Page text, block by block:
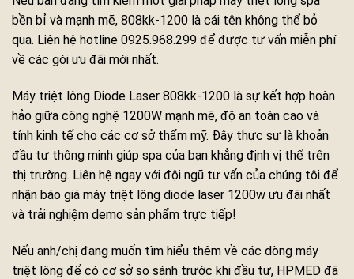
bền bỉ và mạnh mẽ, 808kk-1200 là cái tên không thể bỏ
qua. Liên hệ hotline 0925.968.299 để được tư vấn miễn phí
về các gói ưu đãi mới nhất.
Máy triệt lông Diode Laser 808kk-1200 là sự kết hợp hoàn
hảo giữa công nghệ 1200W mạnh mẽ, độ an toàn cao và
tính kinh tế cho các cơ sở thẩm mỹ. Đây thực sự là khoản
đầu tư thông minh giúp spa của bạn khẳng định vị thế trên
thị trường. Liên hệ ngay với đội ngũ tư vấn của chúng tôi để
nhận báo giá máy triệt lông diode laser 1200w ưu đãi nhất
và trải nghiệm demo sản phẩm trực tiếp!
Nếu anh/chị đang muốn tìm hiểu thêm về các dòng máy
triệt lông để có cơ sở so sánh trước khi đầu tư, HPMED đã